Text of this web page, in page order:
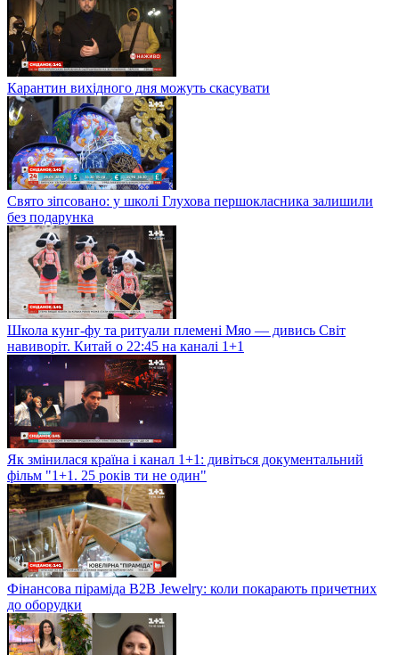
Карантин вихідного дня можуть скасувати
Свято зіпсовано: у школі Глухова першокласника залишили
без подарунка
Школа кунг-фу та ритуали племені Мяо — дивись Світ
навиворіт. Китай о 22:45 на каналі 1+1
Як змінилася країна і канал 1+1: дивіться документальний
фільм "1+1. 25 років ти не один"
Фінансова піраміда B2B Jewelry: коли покарають причетних
до оборудки